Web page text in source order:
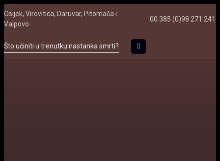
Skip
links
Skip
to
navigation
Osijek, Virovitica, Daruvar, Pitomača i
Valpovo
00 385 (0)98 271 241
Što učiniti u trenutku nastanka smrti?